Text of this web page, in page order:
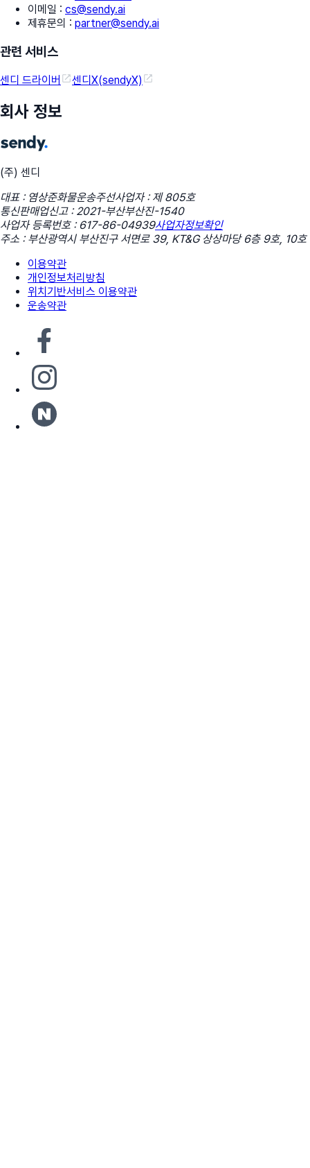
이메일 : cs@sendy.ai
제휴문의 : partner@sendy.ai
관련 서비스
센디 드라이버 센디X(sendyX)
회사 정보
(주) 센디
대표 : 염상준화물운송주선사업자 : 제 805호
통신판매업신고 : 2021-부산부산진-1540
사업자 등록번호 : 617-86-04939사업자정보확인
주소 : 부산광역시 부산진구 서면로 39, KT&G 상상마당 6층 9호, 10호
이용약관
개인정보처리방침
위치기반서비스 이용약관
운송약관